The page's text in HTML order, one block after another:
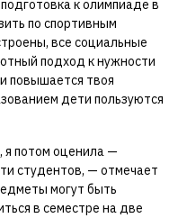
к олимпиаде в
по спортивным
все социальные
подход к нужности
повышается твоя
дети пользуются
я потом оценила —
студентов, — отмечает
могут быть
в семестре на две